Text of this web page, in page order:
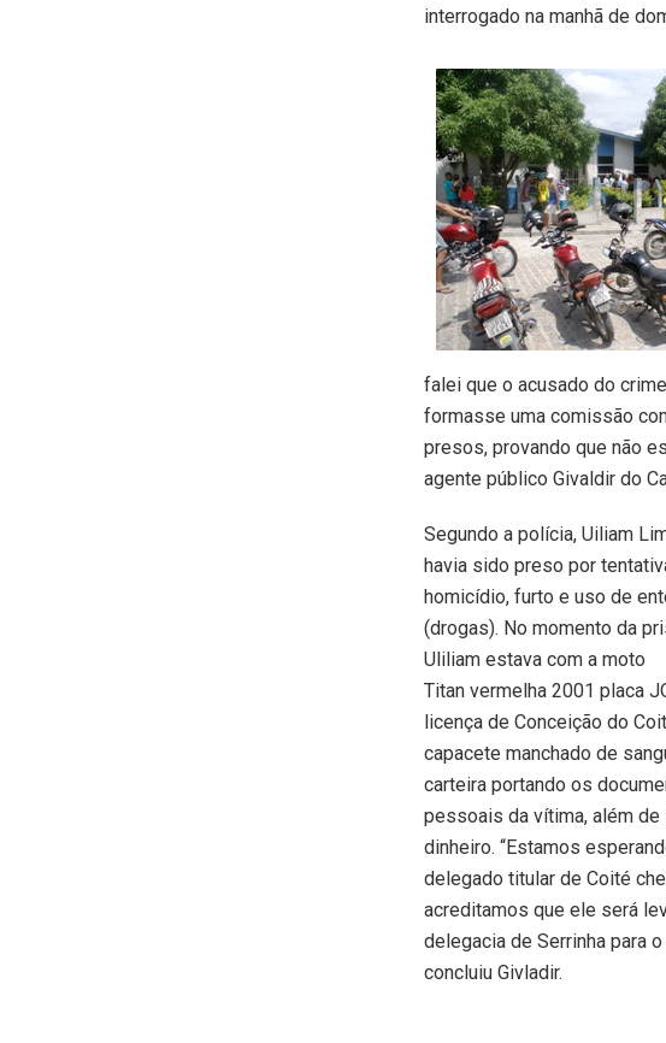
interrogado na manhã de
falei que o acusado do
formasse uma comissão
presos, provando que não
agente público Givaldir do
Segundo a polícia, Uiliam
havia sido preso por
homicídio, furto e uso de
(drogas). No momento da
Uliliam estava com a moto
Titan vermelha 2001 placa
licença de Conceição do
capacete manchado de
carteira portando os
pessoais da vítima, além de
dinheiro. “Estamos
delegado titular de Coité
acreditamos que ele será
delegacia de Serrinha para
concluiu Givladir.